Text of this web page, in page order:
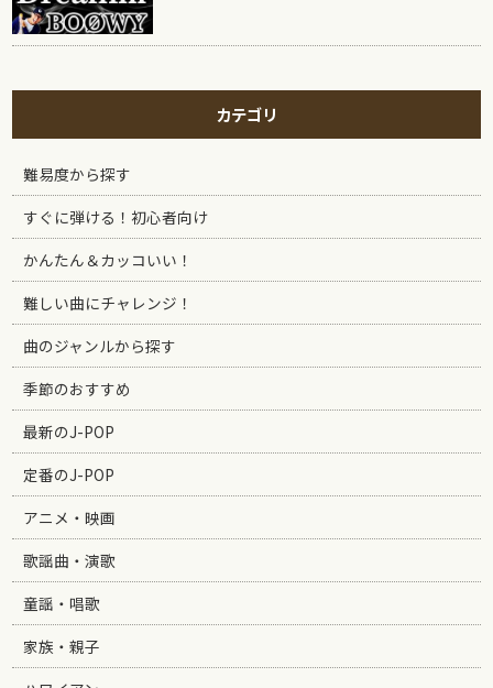
カテゴリ
難易度から探す
すぐに弾ける！初心者向け
かんたん＆カッコいい！
難しい曲にチャレンジ！
曲のジャンルから探す
季節のおすすめ
最新のJ-POP
定番のJ-POP
アニメ・映画
歌謡曲・演歌
童謡・唱歌
家族・親子